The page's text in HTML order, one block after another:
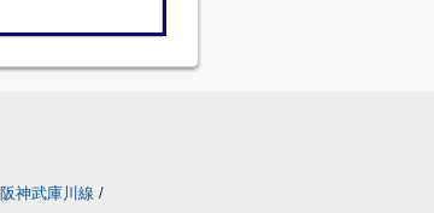
阪神武庫川線 /